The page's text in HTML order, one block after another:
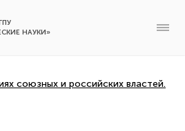
НАУКИ»
союзных и российских властей.